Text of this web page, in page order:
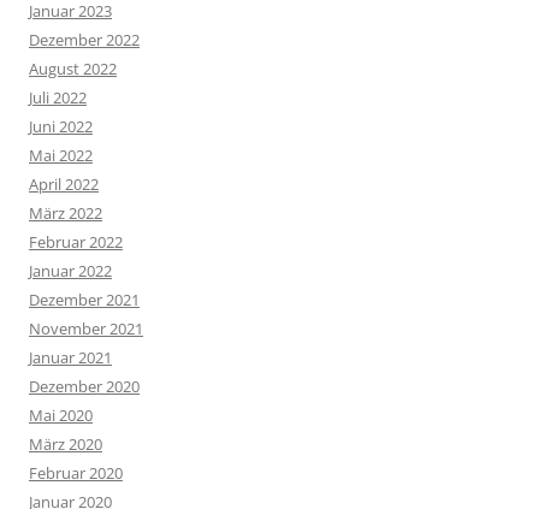
Januar 2023
Dezember 2022
August 2022
Juli 2022
Juni 2022
Mai 2022
April 2022
März 2022
Februar 2022
Januar 2022
Dezember 2021
November 2021
Januar 2021
Dezember 2020
Mai 2020
März 2020
Februar 2020
Januar 2020